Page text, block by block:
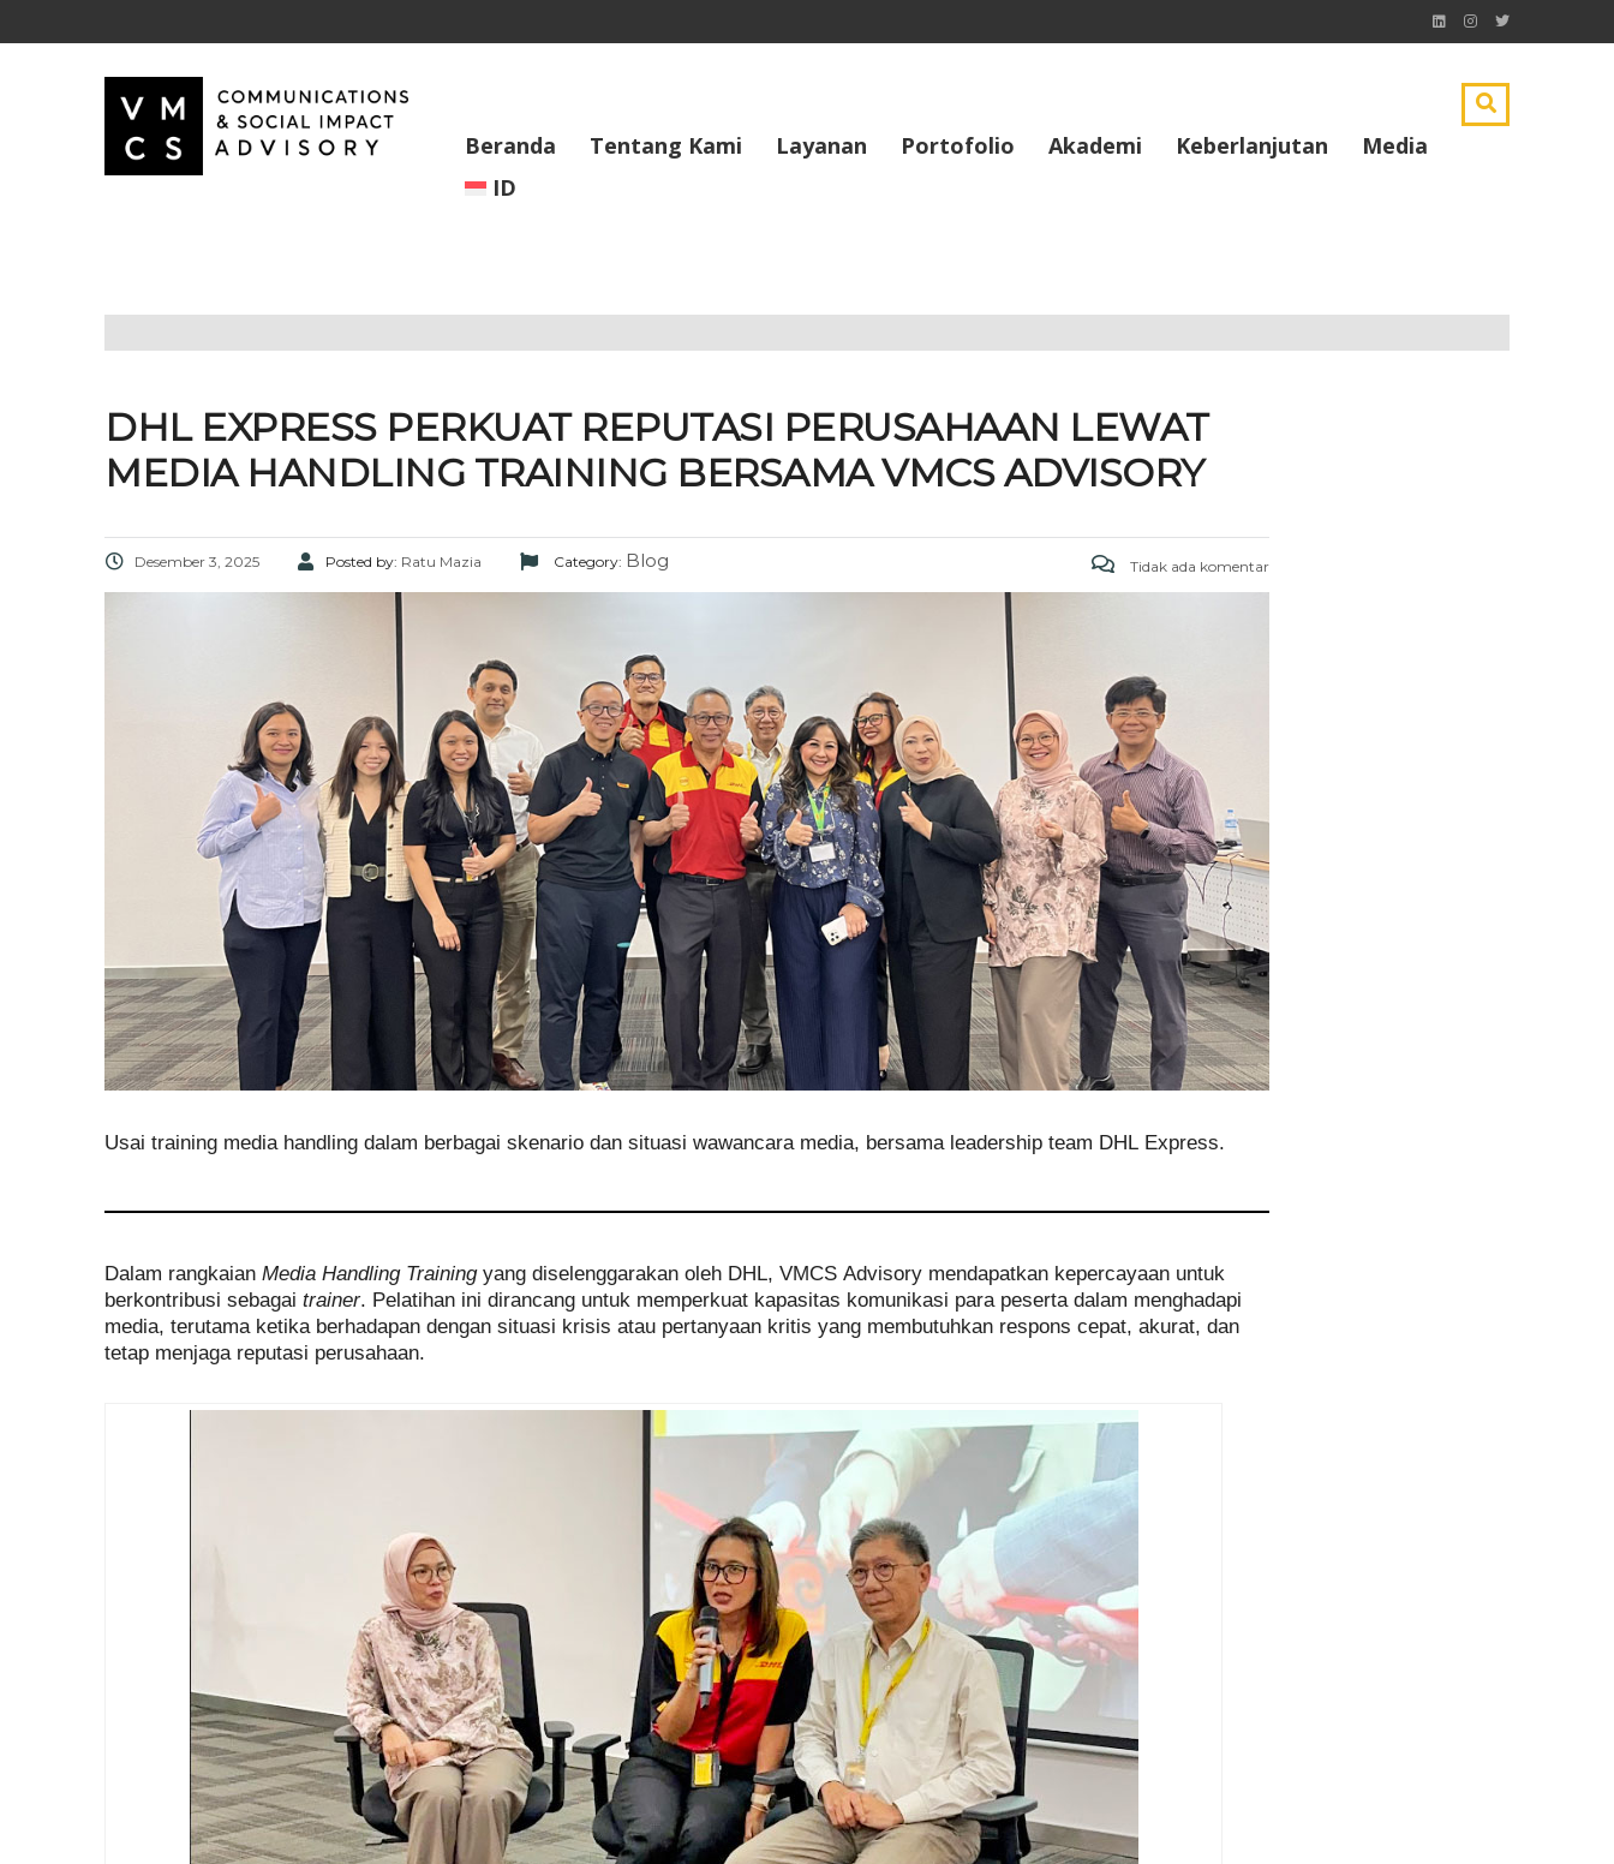
Beranda Tentang Kami Layanan Portofolio Akademi Keberlanjutan
Media
ID
DHL EXPRESS PERKUAT REPUTASI PERUSAHAAN LEWAT
MEDIA HANDLING TRAINING BERSAMA VMCS ADVISORY
Desember 3, 2025 Posted by: Ratu Mazia Category: Blog Tidak ada komentar
Usai training media handling dalam berbagai skenario dan situasi wawancara media, bersama leadership team DHL Express.
Dalam rangkaian Media Handling Trainingyang diselenggarakan oleh DHL, VMCS Advisory mendapatkan kepercayaan untuk
berkontribusi sebagai trainer. Pelatihan ini dirancang untuk memperkuat kapasitas komunikasi para peserta dalam menghadapi
media, terutama ketika berhadapan dengan situasi krisis atau pertanyaan kritis yang membutuhkan respons cepat, akurat, dan
tetap menjaga reputasi perusahaan.